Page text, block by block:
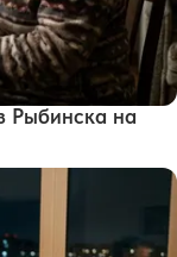
Рыбинска на